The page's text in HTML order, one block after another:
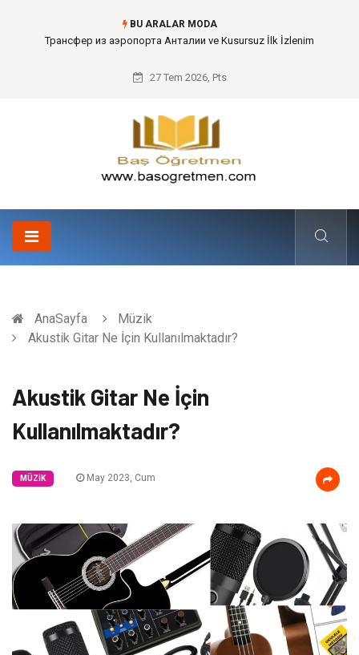
BU ARALAR MODA
Трансфер из аэропорта Анталии ve Kusursuz İlk İzlenim
27 Tem 2026, Pts
AnaSayfa
Müzik
Akustik Gitar Ne İçin Kullanılmaktadır?
Akustik Gitar Ne İçin
Kullanılmaktadır?
MÜZIK May 2023, Cum